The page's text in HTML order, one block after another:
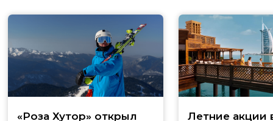
«Роза Хутор» открыл
Летние акции